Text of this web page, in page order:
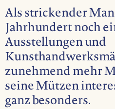
Als strickender
Jahrhundert noch
Ausstellungen und
zunehmend mehr
seine Mützen
ganz besonders.